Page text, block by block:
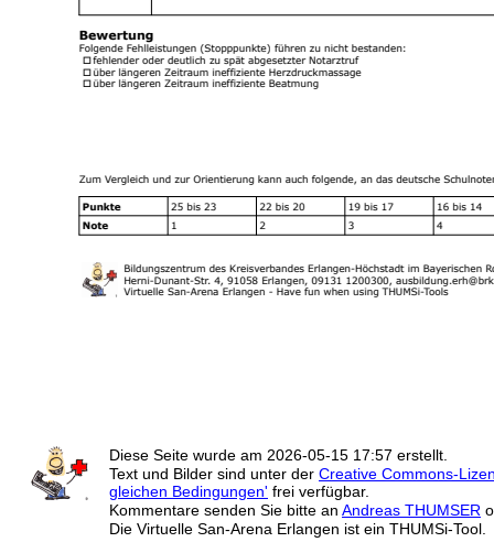
Diese Seite wurde am 2026-05-15 17:57 erstellt.
Text und Bilder sind unter der Creative Commons-
gleichen Bedingungen' frei verfügbar.
Kommentare senden Sie bitte an Andreas THUMSER
Die Virtuelle San-Arena Erlangen ist ein THUMSi-Tool.